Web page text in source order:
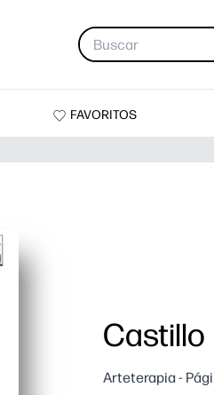
FAVORITOS
Castillo
Arteterapia -